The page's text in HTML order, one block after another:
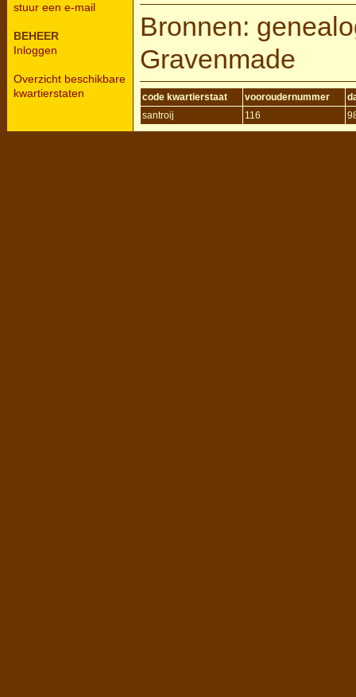
stuur een e-mail
BEHEER
Inloggen
Overzicht beschikbare
kwartierstaten
Bronnen:
Gravenmade
code kwartierstaat vooroudernummer
santroij
116